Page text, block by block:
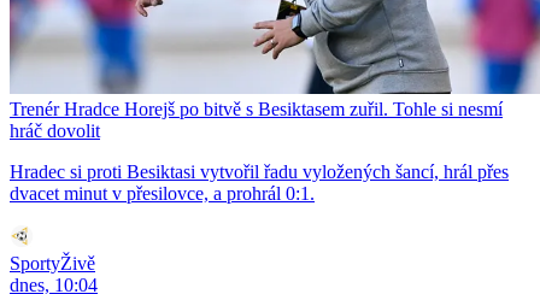
Trenér Hradce Horejš po bitvě s Besiktasem zuřil. Tohle si nesmí
hráč dovolit
Hradec si proti Besiktasi vytvořil řadu vyložených šancí, hrál přes
dvacet minut v přesilovce, a prohrál 0:1.
SportyŽivě
dnes, 10:04